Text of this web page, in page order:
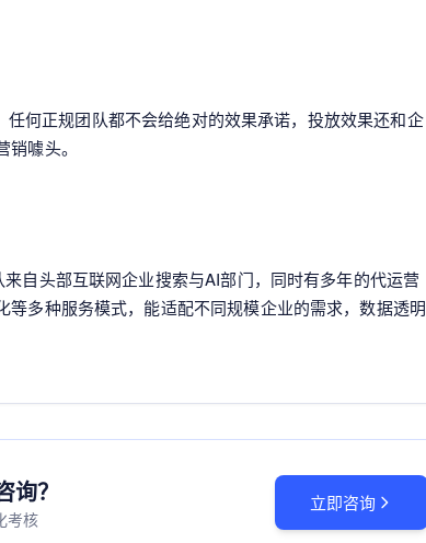
任何正规团队都不会给绝对的效果承诺，投放效果还和企
噱头。
自头部互联网企业搜索与AI部门，同时有多年的代运营
多种服务模式，能适配不同规模企业的需求，数据透明
？
考核
立即咨询